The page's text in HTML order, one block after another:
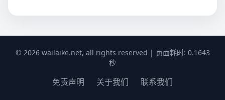
© 2026 wailaike.net, all rights reserved | 页面耗时: 0.1643
秒
免责声明 关于我们 联系我们